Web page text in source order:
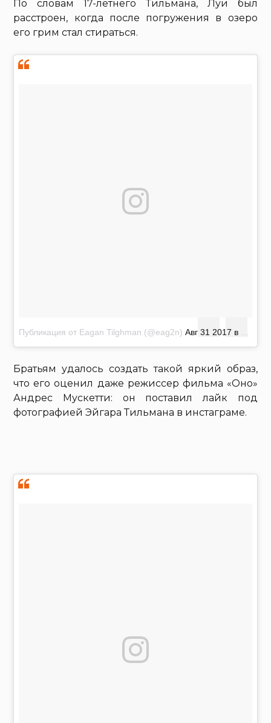
По словам 17-летнего Тильмана, Луи был
расстроен, когда после погружения в озеро
его грим стал стираться.
Публикация от Eagan Tilghman (@eag2n) Авг 31 2017 в 6:26 PDT
Братьям удалось создать такой яркий образ,
что его оценил даже режиссер фильма «Оно»
Андрес Мускетти: он поставил лайк под
фотографией Эйгара Тильмана в инстаграме.